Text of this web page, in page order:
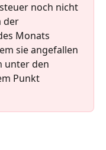
noch nicht
der
Monats
sie angefallen
unter den
Punkt